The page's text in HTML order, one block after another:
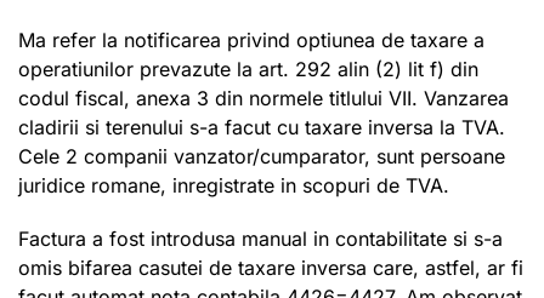
Ma refer la notificarea privind optiunea de taxare a
operatiunilor prevazute la art. 292 alin (2) lit f) din
codul fiscal, anexa 3 din normele titlului VII. Vanzarea
cladirii si terenului s-a facut cu taxare inversa la TVA.
Cele 2 companii vanzator/cumparator, sunt persoane
juridice romane, inregistrate in scopuri de TVA.
Factura a fost introdusa manual in contabilitate si s-a
omis bifarea casutei de taxare inversa care, astfel, ar fi